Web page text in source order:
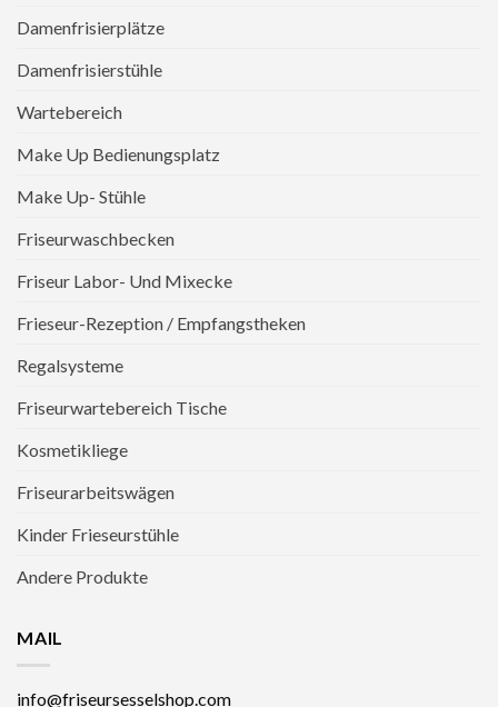
Damenfrisierplätze
Damenfrisierstühle
Wartebereich
Make Up Bedienungsplatz
Make Up- Stühle
Friseurwaschbecken
Friseur Labor- Und Mixecke
Frieseur-Rezeption / Empfangstheken
Regalsysteme
Friseurwartebereich Tische
Kosmetikliege
Friseurarbeitswägen
Kinder Frieseurstühle
Andere Produkte
MAIL
info@friseursesselshop.com